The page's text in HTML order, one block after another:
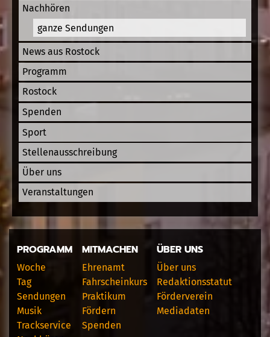
Nachhören
ganze Sendungen
News aus Rostock
Programm
Rostock
Spenden
Sport
Stellenausschreibung
Über uns
Veranstaltungen
PROGRAMM
Woche
Tag
Sendungen
Musik
Trackservice
MITMACHEN
Ehrenamt
Fahrscheinkurs
Praktikum
Fördern
Spenden
ÜBER UNS
Über uns
Redaktionsstatut
Förderverein
Mediadaten